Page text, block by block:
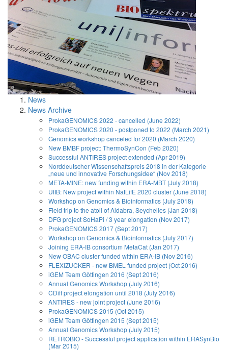
News
News Archive
ProkaGENOMICS 2022 - cancelled (June 2022)
ProkaGENOMICS 2020 - postponed to 2022 (March 2021)
Genomics workshop canceled for 2020 (March 2020)
New BMBF project: ThermoSynCon (Feb 2020)
Successful ANTIRES project extended (Apr 2019)
Norddeutscher Wissenschaftspreis 2018 in der Kategorie
„neue und innovative Forschungsidee“ (Nov 2018)
META-MINE: new funding within ERA-MBT (July 2018)
UfIB: New project within NatLifE 2020 cluster (June 2018)
Workshop on Genomics & Bioinformatics (July 2018)
Field trip to the atoll of Aldabra, Seychelles (Jan 2018)
DFG project SoHaPi / 3 year elongation (Nov 2017)
ProkaGENOMICS 2017 (Sept 2017)
Workshop on Genomics & Bioinformatics (July 2017)
Joining ERA-IB consortium MetaCat (Jan 2017)
New OBAC cluster funded within ERA-IB (Nov 2016)
FLEXIZUCKER - new BMEL funded project (Oct 2016)
iGEM Team Göttingen 2016 (Sept 2016)
Annual Genomics Workshop (July 2016)
CDiff project elongation until 2018 (July 2016)
ANTIRES - new joint project (June 2016)
ProkaGENOMICS 2015 (Oct 2015)
iGEM Team Göttingen 2015 (Sept 2015)
Annual Genomics Workshop (July 2015)
RETROBIO - Successful project application within ERASynBio
(Mar 2015)